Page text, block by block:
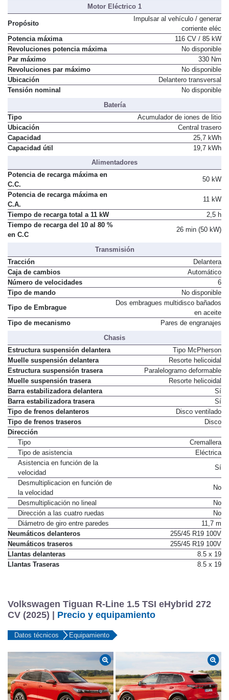
Motor Eléctrico 1
Propósito
Impulsar al vehículo / generar
corriente eléc
Potencia máxima
116 CV / 85 kW
Revoluciones potencia máxima
No disponible
Par máximo
330 Nm
Revoluciones par máximo
No disponible
Ubicación
Delantero transversal
Tensión nominal
No disponible
Batería
Tipo
Acumulador de iones de litio
Ubicación
Central trasero
Capacidad
25,7 kWh
Capacidad útil
19,7 kWh
Alimentadores
Potencia de recarga máxima en
C.C.
50 kW
Potencia de recarga máxima en
C.A.
11 kW
Tiempo de recarga total a 11 kW
2,5 h
Tiempo de recarga del 10 al 80 %
en C.C
26 min (50 kW)
Transmisión
Tracción
Delantera
Caja de cambios
Automático
Número de velocidades
6
Tipo de mando
No disponible
Tipo de Embrague
Dos embragues multidisco bañados
en aceite
Tipo de mecanismo
Pares de engranajes
Chasis
Estructura suspensión delantera
Tipo McPherson
Muelle suspensión delantera
Resorte helicoidal
Estructura suspensión trasera
Paralelogramo deformable
Muelle suspensión trasera
Resorte helicoidal
Barra estabilizadora delantera
Sí
Barra estabilizadora trasera
Sí
Tipo de frenos delanteros
Disco ventilado
Tipo de frenos traseros
Disco
Dirección
Tipo
Cremallera
Tipo de asistencia
Eléctrica
Asistencia en función de la
velocidad
Sí
Desmultiplicacion en función de
la velocidad
No
Desmultiplicación no lineal
No
Dirección a las cuatro ruedas
No
Diámetro de giro entre paredes
11,7 m
Neumáticos delanteros
255/45 R19 100V
Neumáticos traseros
255/45 R19 100V
Llantas delanteras
8.5 x 19
Llantas Traseras
8.5 x 19
Volkswagen Tiguan R-Line 1.5 TSI eHybrid 272
CV (2025) | Precio y equipamiento
Datos técnicos Equipamiento